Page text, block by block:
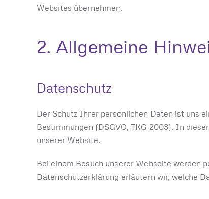
Websites übernehmen.
2. Allgemeine
Datenschutz
Der Schutz Ihrer persönlichen Daten ist uns
Bestimmungen (DSGVO, TKG 2003). In
unserer Website.
Bei einem Besuch unserer Webseite werden
Datenschutzerklärung erläutern wir, welche